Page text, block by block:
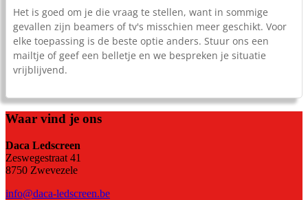
Het is goed om je die vraag te stellen, want in sommige
gevallen zijn beamers of tv's misschien meer geschikt. Voor
elke toepassing is de beste optie anders. Stuur ons een
mailtje of geef een belletje en we bespreken je situatie
vrijblijvend.
Waar vind je ons
Daca Ledscreen
Zeswegestraat 41
8750 Zwevezele
info@daca-ledscreen.be